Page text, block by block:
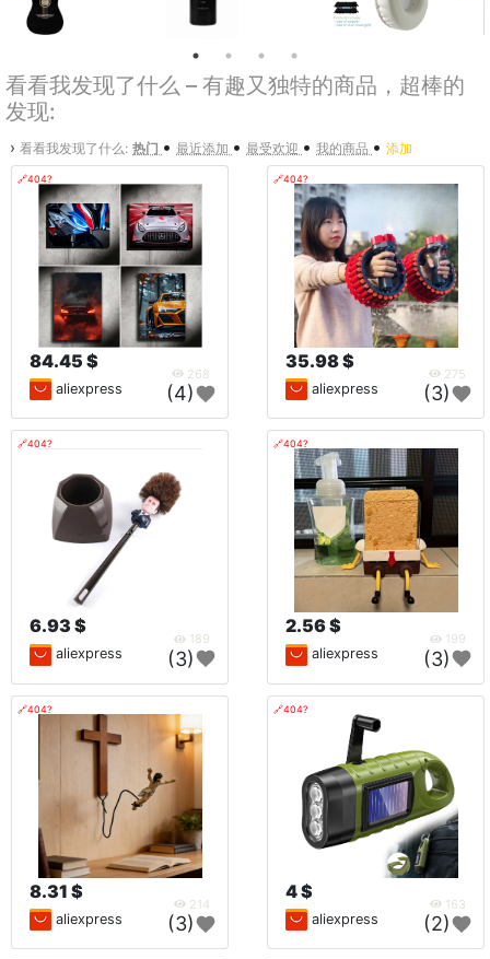
看看我发现了什么 – 有趣又独特的商品，超棒的
发现:
› 看看我发现了什么: 热门 • 最近添加 • 最受欢迎 • 我的商品 • 添加
🔗404?
84.45 $
268
aliexpress (4)
🔗404?
35.98 $
275
aliexpress (3)
🔗404?
6.93 $
189
aliexpress (3)
🔗404?
2.56 $
199
aliexpress (3)
🔗404?
8.31 $
214
aliexpress (3)
🔗404?
4 $
163
aliexpress (2)